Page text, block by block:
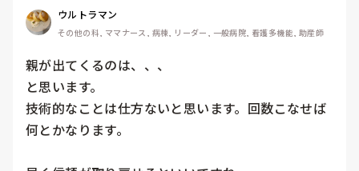
ウルトラマン
その他の科, ママナース, 病棟, リーダー, 一般病院, 看護多機能, 助産師
親が出てくるのは、、、
と思います。
技術的なことは仕方ないと思います。回数こなせば
何とかなります。